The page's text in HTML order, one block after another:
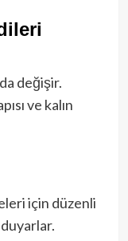
değişir.
ve kalın
için düzenli